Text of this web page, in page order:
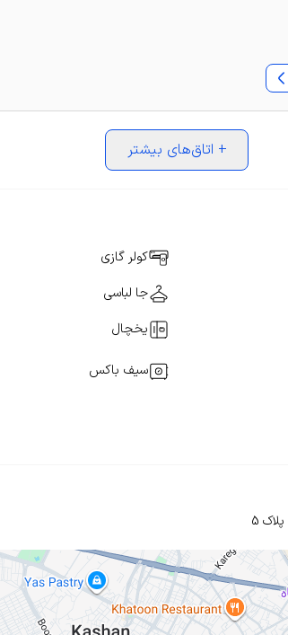
+ اتاق‌های بیشتر
کولر گازی
جا لباسی
یخچال
سیف باکس
پلاک 5